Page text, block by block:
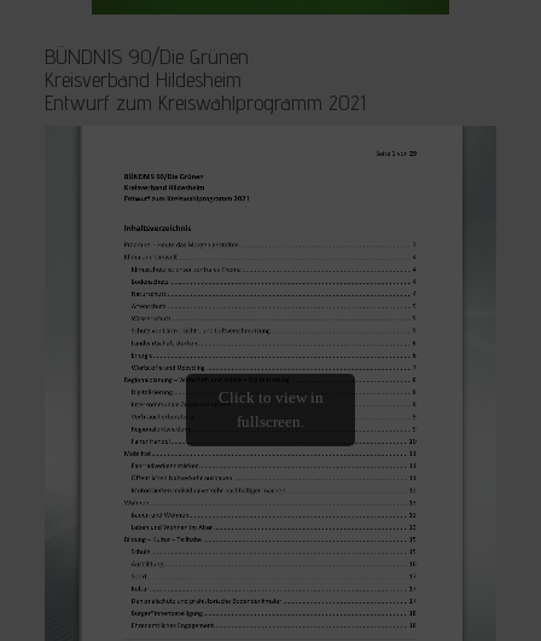
BÜNDNIS 90/Die Grünen
Kreisverband Hildesheim
Entwurf zum Kreiswahlprogramm 2021